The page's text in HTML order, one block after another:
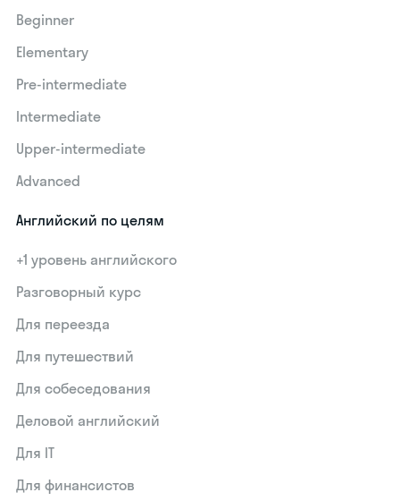
Beginner
Elementary
Pre-intermediate
Intermediate
Upper-intermediate
Advanced
Английский по целям
+1 уровень английского
Разговорный курс
Для переезда
Для путешествий
Для собеседования
Деловой английский
Для IT
Для финансистов